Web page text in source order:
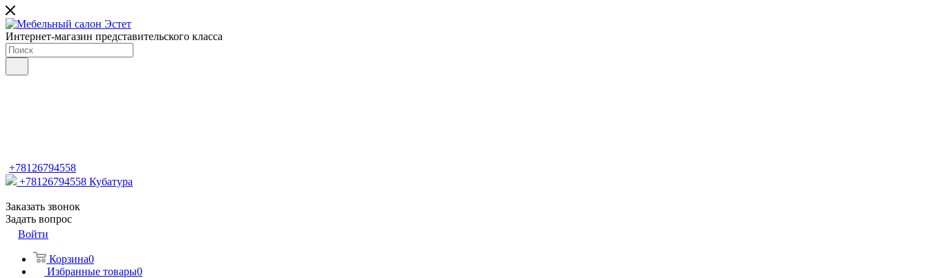
Интернет-магазин представительского класса
+78126794558
+78126794558 Кубатура
Заказать звонок
Задать вопрос
Войти
Корзина0
Избранные товары0